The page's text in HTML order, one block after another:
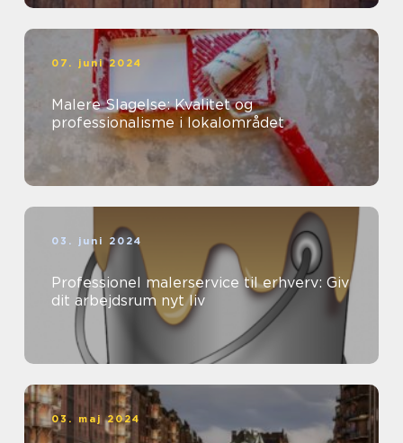
07. juni 2024
Malere Slagelse: Kvalitet og
professionalisme i lokalområdet
03. juni 2024
Professionel malerservice til erhverv: Giv
dit arbejdsrum nyt liv
03. maj 2024